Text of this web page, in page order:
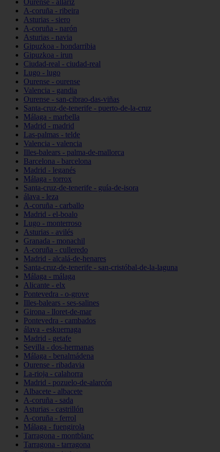
Ourense - allariz
A-coruña - ribeira
Asturias - siero
A-coruña - narón
Asturias - navia
Gipuzkoa - hondarribia
Gipuzkoa - irun
Ciudad-real - ciudad-real
Lugo - lugo
Ourense - ourense
Valencia - gandia
Ourense - san-cibrao-das-viñas
Santa-cruz-de-tenerife - puerto-de-la-cruz
Málaga - marbella
Madrid - madrid
Las-palmas - telde
Valencia - valencia
Illes-balears - palma-de-mallorca
Barcelona - barcelona
Madrid - leganés
Málaga - torrox
Santa-cruz-de-tenerife - guía-de-isora
álava - leza
A-coruña - carballo
Madrid - el-boalo
Lugo - monterroso
Asturias - avilés
Granada - monachil
A-coruña - culleredo
Madrid - alcalá-de-henares
Santa-cruz-de-tenerife - san-cristóbal-de-la-laguna
Málaga - málaga
Alicante - elx
Pontevedra - o-grove
Illes-balears - ses-salines
Girona - lloret-de-mar
Pontevedra - cambados
álava - eskuernaga
Madrid - getafe
Sevilla - dos-hermanas
Málaga - benalmádena
Ourense - ribadavia
La-rioja - calahorra
Madrid - pozuelo-de-alarcón
Albacete - albacete
A-coruña - sada
Asturias - castrillón
A-coruña - ferrol
Málaga - fuengirola
Tarragona - montblanc
Tarragona - tarragona